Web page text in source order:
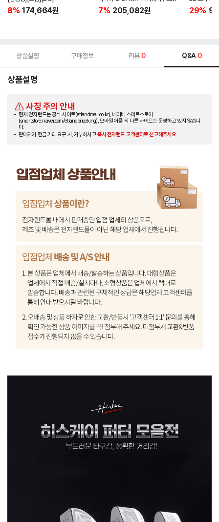
8% 174,664원
[여성용][화이트][C`s HM+
ORIGINAL]
7% 205,082원
BLACK]
29%
상품설명 구매정보 리뷰 0 Q&A 0
상품설명
사칭 주의 안내
현재 전자랜드는 공식 사이트(etlandmall.co.kr), 네이버 스마트스토어
(smartstore.naver.com/etlandpriceking), 모바일 어플 외 다른 사이트는 운영하고 있지 않습니
다.
판매자가 현금 거래 요구 시, 거부하시고즉시 전자랜드 고객센터로 신고해주세요.